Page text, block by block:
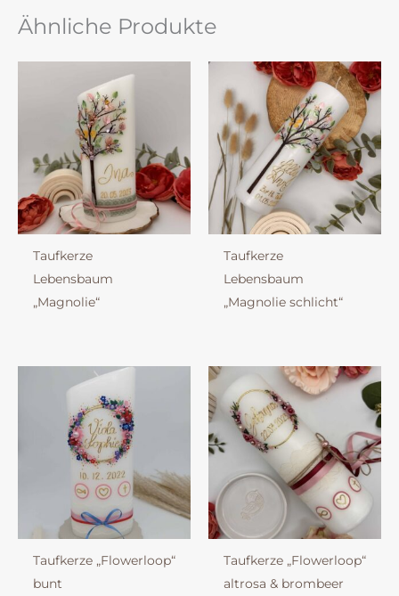
Ähnliche Produkte
Taufkerze
Lebensbaum
„Magnolie“
Taufkerze
Lebensbaum
„Magnolie schlicht“
Taufkerze „Flowerloop“
bunt
Taufkerze „Flowerloop“
altrosa & brombeer